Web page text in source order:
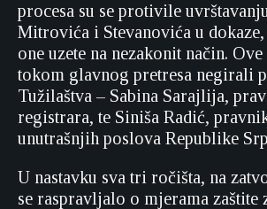
procesa su se protivile
Mitrovića i Stevanovića u dokaze,
one uzete na nezakonit način. Ove
tokom glavnog pretresa negirali
Tužilaštva – Sabina Sarajlija,
registrara, te Siniša Radić,
unutrašnjih poslova Republike
U nastavku sva tri ročišta, na
se raspravljalo o mjerama zaštite